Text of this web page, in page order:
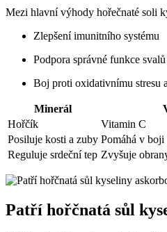
Mezi hlavní výhody hořečnaté soli
Zlepšení imunitního systému
Podpora správné funkce
Boj proti oxidativnímu stresu
Minerál
Hořčík
Vitamin C
Posiluje kosti a zuby Pomáhá v
Reguluje srdeční tep Zvyšuje
Patří hořčnatá sůl